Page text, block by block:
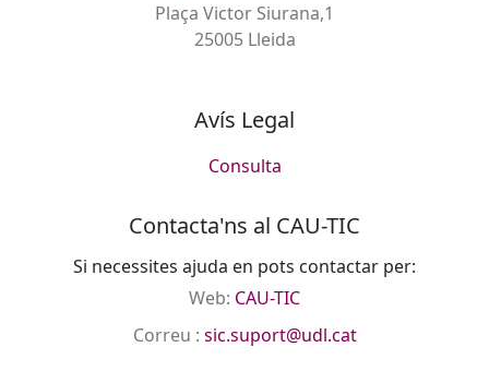
Plaça Victor Siurana,1
25005 Lleida
Avís Legal
Consulta
Contacta'ns al CAU-TIC
Si necessites ajuda en pots contactar per:
Web: CAU-TIC
Correu : sic.suport@udl.cat